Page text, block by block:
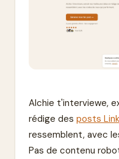
Alchie t'interviewe,
rédige des posts
ressemblent, avec
Pas de contenu